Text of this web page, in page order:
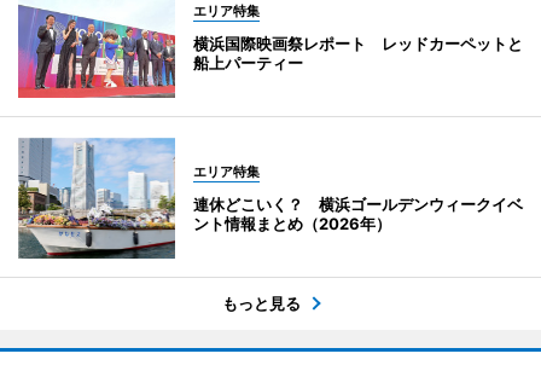
エリア特集
横浜国際映画祭レポート レッドカーペットと
船上パーティー
エリア特集
連休どこいく？ 横浜ゴールデンウィークイベ
ント情報まとめ（2026年）
もっと見る